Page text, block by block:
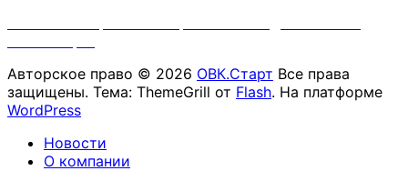
Авторское право © 2026 ОВК.Старт Все права
защищены. Тема: ThemeGrill от Flash. На платформе
WordPress
Новости
О компании